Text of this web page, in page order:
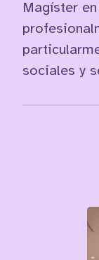
Magíster
sociales y